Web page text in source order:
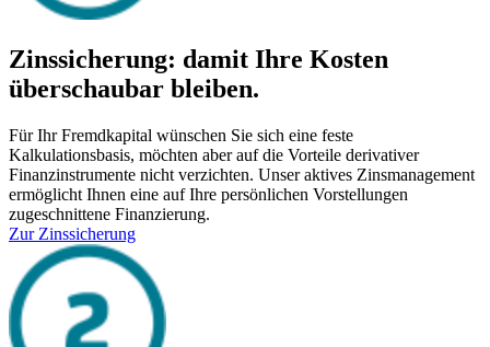
Zinssicherung: damit Ihre Kosten
überschaubar bleiben.
Für Ihr Fremdkapital wünschen Sie sich eine feste
Kalkulationsbasis, möchten aber auf die Vorteile derivativer
Finanzinstrumente nicht verzichten. Unser aktives Zinsmanagement
ermöglicht Ihnen eine auf Ihre persönlichen Vorstellungen
zugeschnittene Finanzierung.
Zur Zinssicherung